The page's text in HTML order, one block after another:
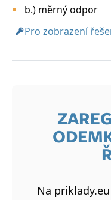
b.) měrný odpor
Pro zobrazení
Na